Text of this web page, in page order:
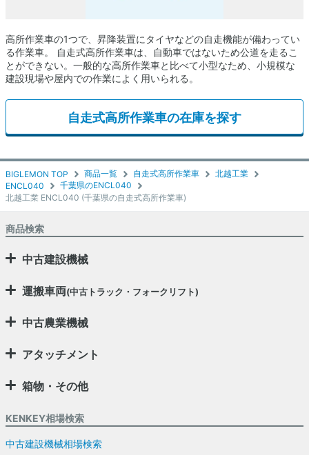
BIGLEMON TOP 商品一覧 自走式高所作業車
北越工業
ENCL040
千葉県のENCL040
北越工業 ENCL040 (千葉県の自走式高所作業車)
高所作業車の1つで、昇降装置にタイヤなどの自走機能が備わってい
る作業車。 自走式高所作業車は、自動車ではないため公道を走るこ
とができない。一般的な高所作業車と比べて小型なため、小規模な
建設現場や屋内での作業によく用いられる。
自走式高所作業車の在庫を探す
商品検索
中古建設機械
運搬車両(中古トラック・フォークリフト)
中古農業機械
アタッチメント
箱物・その他
KENKEY相場検索
中古建設機械相場検索